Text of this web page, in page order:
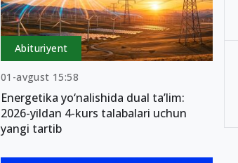
Abituriyent
01-avgust 15:58
Energetika yo‘nalishida dual ta’lim:
2026-yildan 4-kurs talabalari uchun
yangi tartib